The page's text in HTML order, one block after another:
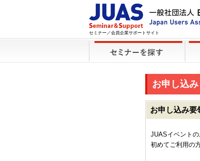
セミナー／会員企業サポートサイト
お申し込み
お申し込み要
JUASイベント
初めてご利用の